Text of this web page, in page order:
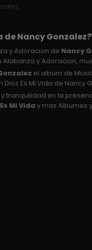
de Nancy Gonzalez?
y Adoracion de Nancy
y Adoracion,
el album de
Es Mi Vida de
tranquilidad en la
Mi Vida y mas Albumes